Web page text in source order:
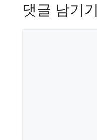
댓글 남기기